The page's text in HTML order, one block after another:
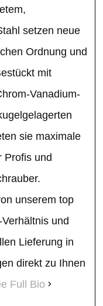
setzen neue
Ordnung und
mit
Vanadium-
sie maximale
Profis und
unserem top
und
Lieferung in
direkt zu Ihnen
Full Bio